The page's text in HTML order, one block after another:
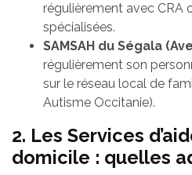
régulièrement avec CRA
spécialisées.
SAMSAH du Ségala
régulièrement son
sur le réseau local de
Autisme Occitanie).
2. Les Services
domicile : quelles